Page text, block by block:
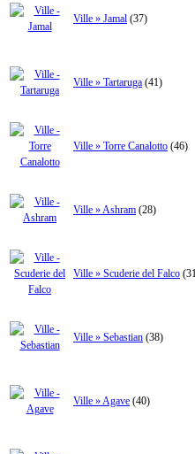
Ville » Jamal (37)
Ville » Tartaruga (41)
Ville » Torre Canalotto (46)
Ville » Ashram (28)
Ville » Scuderie del Falco
Ville » Sebastian (38)
Ville » Agave (40)